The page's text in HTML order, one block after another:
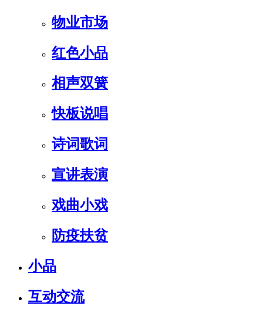
物业市场
红色小品
相声双簧
快板说唱
诗词歌词
宣讲表演
戏曲小戏
防疫扶贫
小品
互动交流